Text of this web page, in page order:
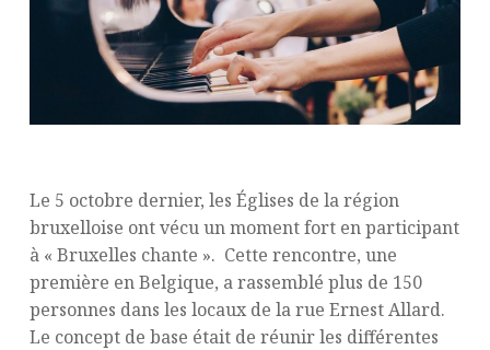
Le 5 octobre dernier, les Églises de la région
bruxelloise ont vécu un moment fort en participant
à « Bruxelles chante ». Cette rencontre, une
première en Belgique, a rassemblé plus de 150
personnes dans les locaux de la rue Ernest Allard.
Le concept de base était de réunir les différentes